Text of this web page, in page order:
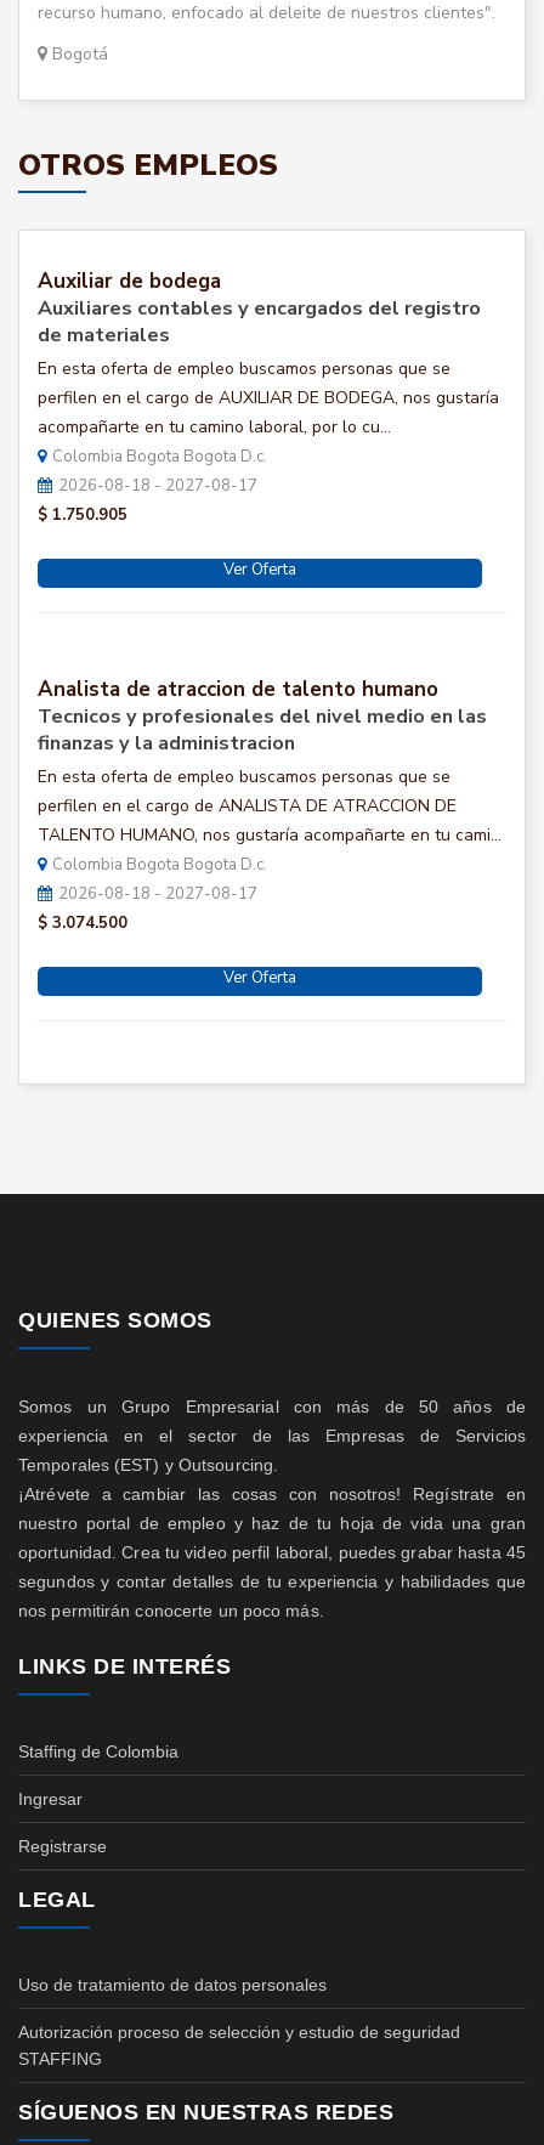
recurso humano, enfocado al deleite de nuestros clientes".
Bogotá
OTROS EMPLEOS
Auxiliar de bodega
Auxiliares contables y encargados del registro
de materiales
En esta oferta de empleo buscamos personas que se
perfilen en el cargo de AUXILIAR DE BODEGA, nos gustaría
acompañarte en tu camino laboral, por lo cu...
Colombia Bogota Bogota D.c.
2026-08-18 - 2027-08-17
$ 1.750.905
Ver Oferta
Analista de atraccion de talento humano
Tecnicos y profesionales del nivel medio en las
finanzas y la administracion
En esta oferta de empleo buscamos personas que se
perfilen en el cargo de ANALISTA DE ATRACCION DE
TALENTO HUMANO, nos gustaría acompañarte en tu cami...
Colombia Bogota Bogota D.c.
2026-08-18 - 2027-08-17
$ 3.074.500
Ver Oferta
QUIENES SOMOS
Somos un Grupo Empresarial con más de 50 años de
experiencia en el sector de las Empresas de Servicios
Temporales (EST) y Outsourcing.
¡Atrévete a cambiar las cosas con nosotros! Regístrate en
nuestro portal de empleo y haz de tu hoja de vida una gran
oportunidad. Crea tu video perfil laboral, puedes grabar hasta 45
segundos y contar detalles de tu experiencia y habilidades que
nos permitirán conocerte un poco más.
LINKS DE INTERÉS
Staffing de Colombia
Ingresar
Registrarse
LEGAL
Uso de tratamiento de datos personales
Autorización proceso de selección y estudio de seguridad
STAFFING
SÍGUENOS EN NUESTRAS REDES